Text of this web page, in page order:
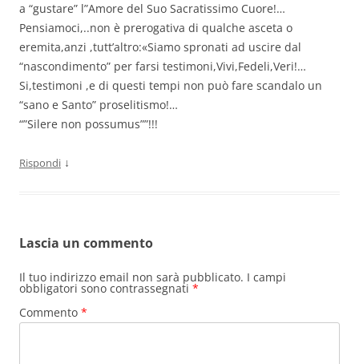
a “gustare” l”Amore del Suo Sacratissimo Cuore!…
Pensiamoci,..non è prerogativa di qualche asceta o
eremita,anzi ,tutt’altro:«Siamo spronati ad uscire dal
“nascondimento” per farsi testimoni,Vivi,Fedeli,Veri!…
Si,testimoni ,e di questi tempi non può fare scandalo un
“sano e Santo” proselitismo!…
“”Silere non possumus””!!!
Rispondi ↓
Lascia un commento
Il tuo indirizzo email non sarà pubblicato. I campi
obbligatori sono contrassegnati *
Commento *